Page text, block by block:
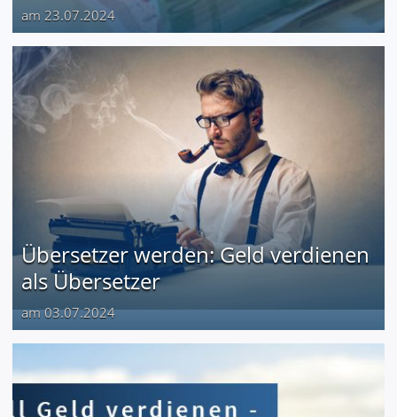
am 23.07.2024
Übersetzer werden: Geld verdienen
als Übersetzer
am 03.07.2024